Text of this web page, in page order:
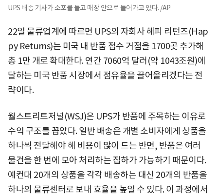
UPS 배송 기사가 소포를 들고 매장 안으로 들어가고 있다. /AP
22일 물류업계에 따르면 UPS의 자회사 해피 리턴즈(Hap
py Returns)는 미국 내 반품 접수 거점을 1700곳 추가해
총 1만 개로 확대한다. 연간 7060억 달러(약 1043조원)에
달하는 미국 반품 시장에서 점유율을 끌어올리겠다는 전
략이다.
월스트리트저널(WSJ)은 UPS가 반품에 주목하는 이유로
수익 구조를 꼽았다. 일반 배송은 개별 소비자에게 상품을
하나씩 전달해야 해 비용이 많이 드는 반면, 반품은 여러
물건을 한 번에 모아 처리하는 집하가 가능하기 때문이다.
예컨대 20개의 상품을 각각 배송하는 대신 20개의 반품을
하나의 물류센터로 보내 효율을 높일 수 있다. 이 과정에서